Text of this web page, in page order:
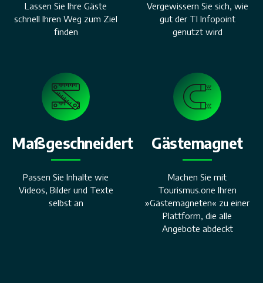
Lassen Sie Ihre Gäste
schnell Ihren Weg zum Ziel
finden
Vergewissern Sie sich, wie
gut der TI Infopoint
genutzt wird
Maßgeschneidert
Passen Sie Inhalte wie
Videos, Bilder und Texte
selbst an
Gästemagnet
Machen Sie mit
Tourismus.one Ihren
»Gästemagneten« zu einer
Plattform, die alle
Angebote abdeckt